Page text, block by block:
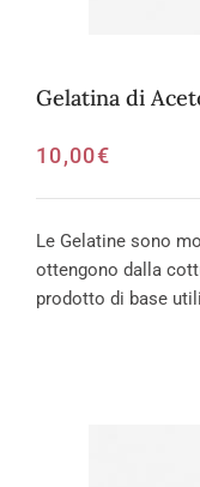
Gelatina di
10,00€
Le Gelatine sono
ottengono dalla
prodotto di base